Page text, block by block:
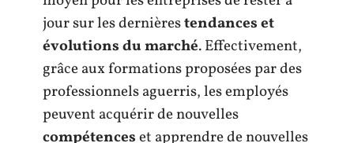
jour sur les dernièrestendances et
évolutions du marché. Effectivement,
grâce aux formations proposées par des
professionnels aguerris, les employés
peuvent acquérir de nouvelles
compétenceset apprendre de nouvelles